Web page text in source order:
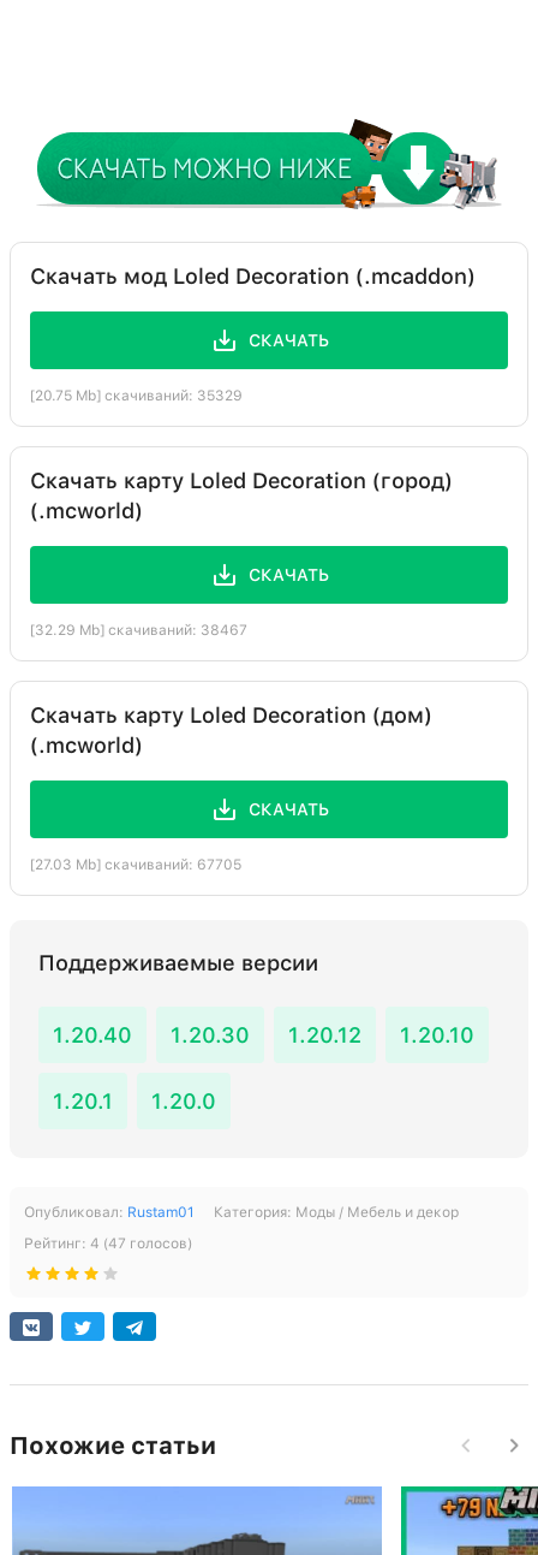
Скачать мод Loled Decoration (.mcaddon)
СКАЧАТЬ
[20.75 Mb] скачиваний: 35329
Скачать карту Loled Decoration (город)
(.mcworld)
СКАЧАТЬ
[32.29 Mb] скачиваний: 38467
Скачать карту Loled Decoration (дом)
(.mcworld)
СКАЧАТЬ
[27.03 Mb] скачиваний: 67705
Поддерживаемые версии
1.20.40 1.20.30 1.20.12 1.20.10
1.20.1 1.20.0
Опубликовал: Rustam01 Категория: Моды / Мебель и декор
Рейтинг: 4 (47 голосов)
Похожие статьи